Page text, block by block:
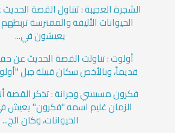
الشجرة العجيبة : تتناول القصة
الحيوانات الأليفة والمفترسة
يعيشون في...
أولوت : تناولت القصة الحديث عن
قديماً، وبالأخص سكان قبيلة جبل
فكرون مسيسي وجرانة : تذكر القصة
الزمان غليم اسمه "فكرون" يعيش
الحيوانات، وكان الج...